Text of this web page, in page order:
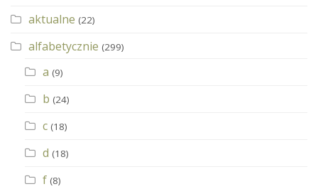
aktualne (22)
alfabetycznie (299)
a (9)
b (24)
c (18)
d (18)
f (8)